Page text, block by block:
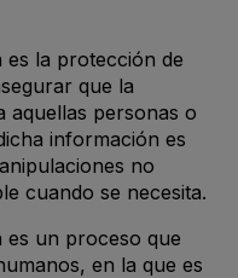
es la protección de
que la
aquellas personas o
información es
no
cuando se necesita.
es un proceso que
en la que es